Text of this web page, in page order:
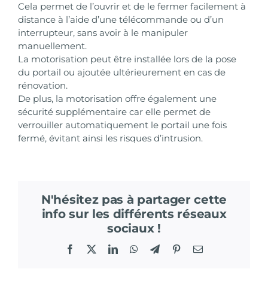
Cela permet de l’ouvrir et de le fermer facilement à
distance à l’aide d’une télécommande ou d’un
interrupteur, sans avoir à le manipuler
manuellement.
La motorisation peut être installée lors de la pose
du portail ou ajoutée ultérieurement en cas de
rénovation.
De plus, la motorisation offre également une
sécurité supplémentaire car elle permet de
verrouiller automatiquement le portail une fois
fermé, évitant ainsi les risques d’intrusion.
N'hésitez pas à partager cette
info sur les différents réseaux
sociaux !
Facebook LinkedInWhatsApp
TelegramPinterestEmail